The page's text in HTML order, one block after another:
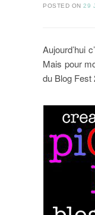
POSTED ON29
Aujourd’hui
Mais pour
du Blog Fest